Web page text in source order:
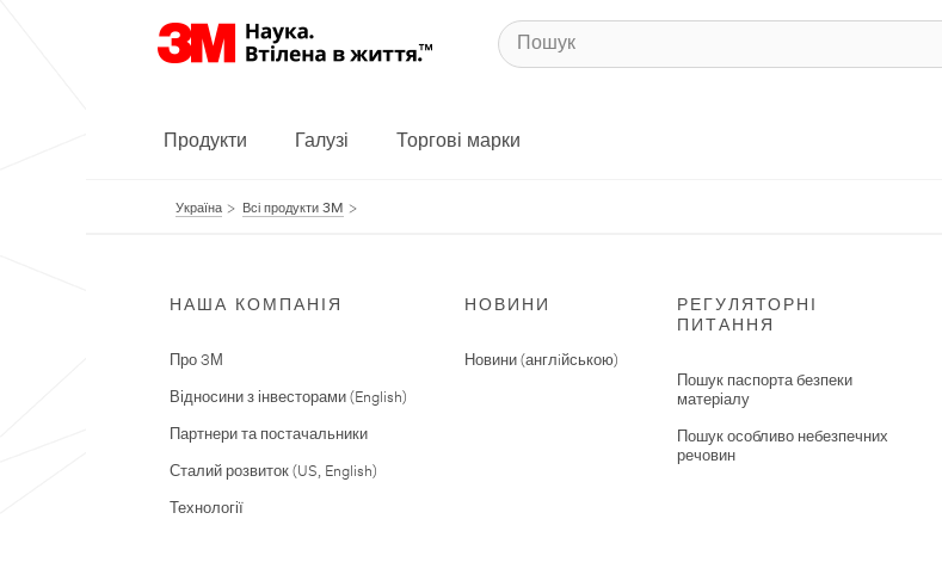
Продукти Галузі Торгові марки
Україна Всі продукти 3M
НАША КОМПАНІЯ
Про 3М
Відносини з інвесторами (English)
Партнери та постачальники
Сталий розвиток (US, English)
Технології
НОВИНИ
Новини (англiйською)
РЕГУЛЯТОРНІ
ПИТАННЯ
Пошук паспорта безпеки
матеріалу
Пошук особливо небезпечних
речовин